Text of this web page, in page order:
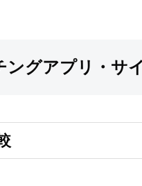
グアプリ・サ